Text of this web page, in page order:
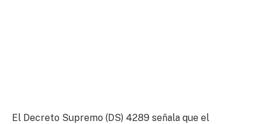
El Decreto Supremo (DS) 4289 señala que el